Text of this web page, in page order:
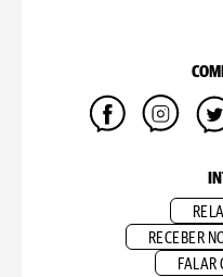
RECEBER
FALAR